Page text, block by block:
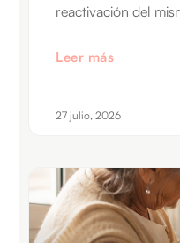
reactivación del
Leer más
27 julio, 2026